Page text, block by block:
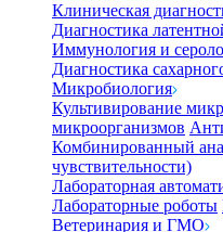
Клиническая
Диагностика
Иммунология и
Диагностика
Микробиология
Культивирование
микроорганизмов
Комбинированный
чувствительности)
Лабораторная
Лабораторные роботы
Ветеринария и ГМО